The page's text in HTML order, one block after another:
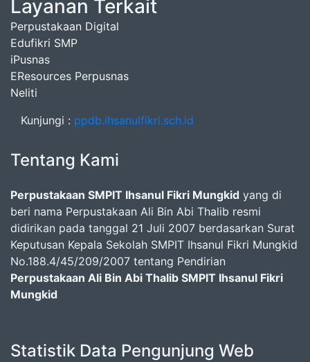
Layanan Terkait
Perpustakaan Digital
Edufikri SMP
iPusnas
EResources Perpusnas
Neliti
Kunjungi : ppdb.ihsanulfikri.sch.id
Tentang Kami
Perpustakaan SMPIT Ihsanul Fikri Mungkid yang di
beri nama Perpustakaan Ali Bin Abi Thalib resmi
didirikan pada tanggal 21 Juli 2007 berdasarkan Surat
Keputusan Kepala Sekolah SMPIT Ihsanul Fikri Mungkid
No.188.4/45/209/2007 tentang Pendirian
Perpustakaan Ali Bin Abi Thalib SMPIT Ihsanul Fikri
Mungkid
Statistik Data Pengunjung Web